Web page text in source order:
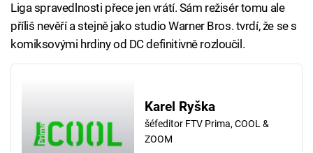
Liga spravedlnosti přece jen vrátí. Sám režisér tomu ale
příliš nevěří a stejně jako studio Warner Bros. tvrdí, že se s
komiksovými hrdiny od DC definitivně rozloučil.
Karel Ryška
šéfeditor FTV Prima, COOL &
ZOOM